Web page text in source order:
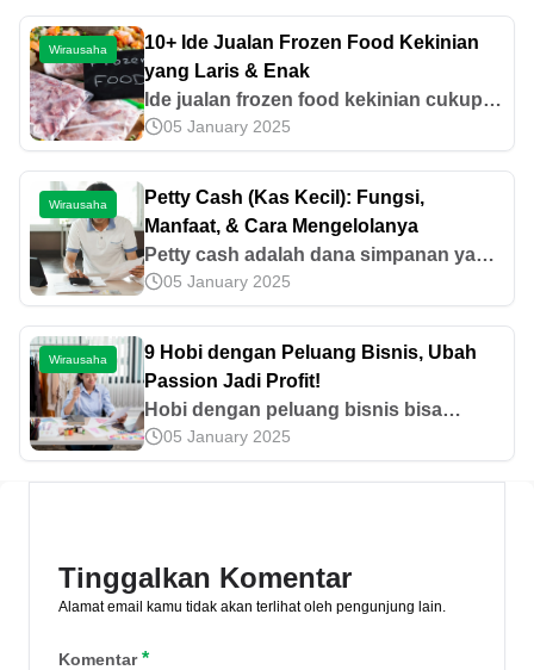
Wirausaha
10+ Ide Jualan Frozen Food Kekinian
yang Laris & Enak
Ide jualan frozen food kekinian cukup
beragam, mulai dari nugget, sosis,
dimsum, hingga donat kentang.
Ketahui aneka frozen food untuk jualan
lainnya di sini!
05 January 2025
Wirausaha
Petty Cash (Kas Kecil): Fungsi,
Manfaat, & Cara Mengelolanya
Petty cash adalah dana simpanan yang
disiapkan oleh perusahaan untuk
memenuhi kebutuhan operasional dan
aktivitas usaha lainnya. Yuk, pelajari di
sini!
05 January 2025
Wirausaha
9 Hobi dengan Peluang Bisnis, Ubah
Passion Jadi Profit!
Hobi dengan peluang bisnis bisa
menjadi cara untuk menambah
penghasilan dari aktivitas yang disukai.
05 January 2025
Tinggalkan Komentar
Alamat email kamu tidak akan terlihat oleh pengunjung lain.
Komentar*